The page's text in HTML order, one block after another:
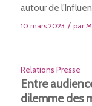
autour de
10 mars 2023 / par
Relations Presse
Entre
dilemme des